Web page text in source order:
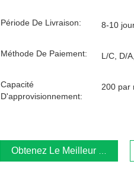
Période De Livraison: 8-10
Méthode De Paiement: L/C, D/
Capacité
D'approvisionnement:
200 par
Obtenez Le Meilleur Prix